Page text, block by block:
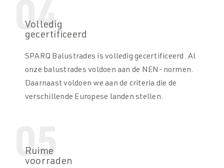
04
Volledig
gecertificeerd
SPARQ Balustrades is volledig gecertificeerd. Al
onze balustrades voldoen aan de NEN-normen.
Daarnaast voldoen we aan de criteria die de
verschillende Europese landen stellen.
05
Ruime
voorraden